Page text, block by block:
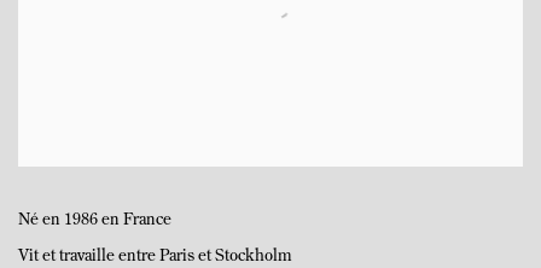
Né en 1986 en France
Vit et travaille entre Paris et Stockholm